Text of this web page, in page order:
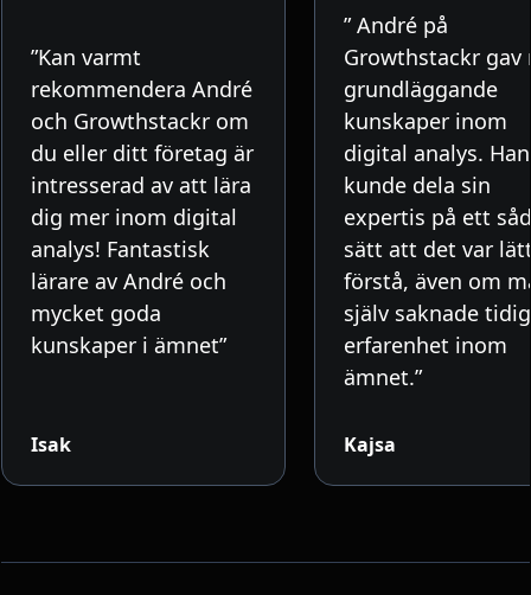
”Kan varmt
rekommendera André
och Growthstackr om
du eller ditt företag är
intresserad av att lära
dig mer inom digital
analys! Fantastisk
lärare av André och
mycket goda
kunskaper i ämnet”
Isak
” André på
Growthstackr gav
grundläggande
kunskaper inom
digital analys. Han
kunde dela sin
expertis på ett
sätt att det var
förstå, även om
själv saknade
erfarenhet inom
ämnet.”
Kajsa